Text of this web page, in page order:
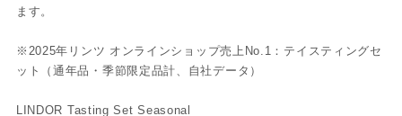
ます。
※2025年リンツ オンラインショップ売上No.1：テイスティングセ
ット（通年品・季節限定品計、自社データ）
LINDOR Tasting Set Seasonal